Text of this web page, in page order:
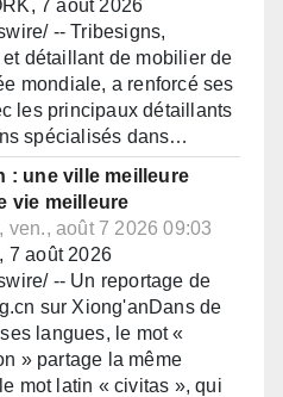
7 août 2026
-- Tribesigns,
détaillant de mobilier de
mondiale, a renforcé ses
les principaux détaillants
spécialisés dans…
: une ville meilleure
vie meilleure
ven., août 7 2026 09:03
7 août 2026
-- Un reportage de
sur Xiong'anDans de
langues, le mot «
» partage la même
mot latin « civitas », qui